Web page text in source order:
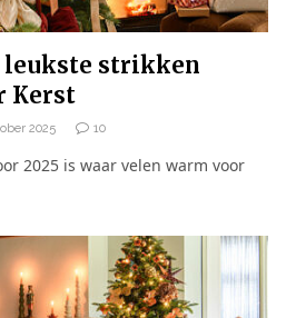
leukste strikken
Kerst
2025 10
2025 is waar velen warm voor